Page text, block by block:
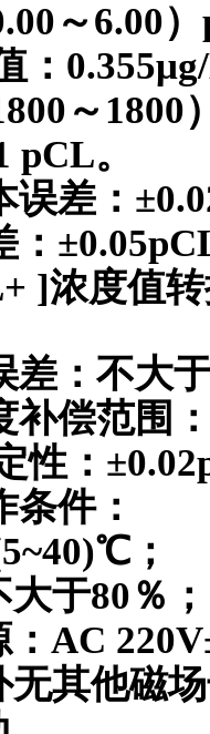
～6.00）
：
～ 1800
pCL。
差：
]浓度值
差：不大
补偿范围
性：
件：
℃ ；
大于80％；
AC
无其他磁